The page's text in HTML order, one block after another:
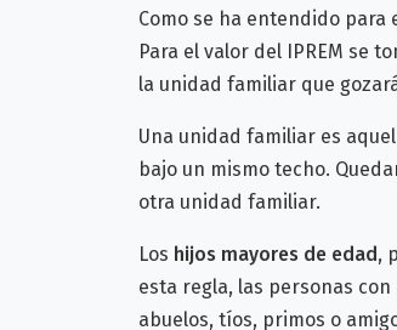
Como se ha entendido para
Para el valor del IPREM se
la unidad familiar que
Una unidad familiar es
bajo un mismo techo.
otra unidad familiar.
Los hijos mayores de edad,
esta regla, las personas
abuelos, tíos, primos o